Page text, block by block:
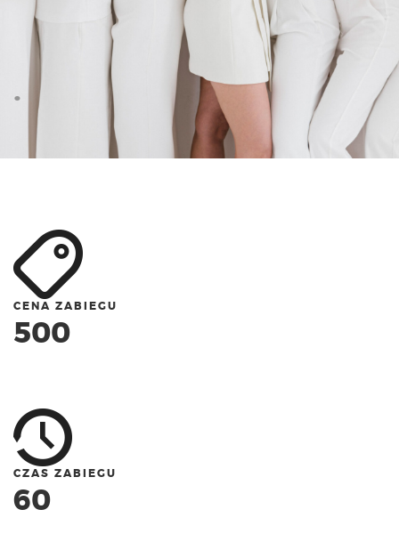
.
CENA ZABIEGU
500
CZAS ZABIEGU
60